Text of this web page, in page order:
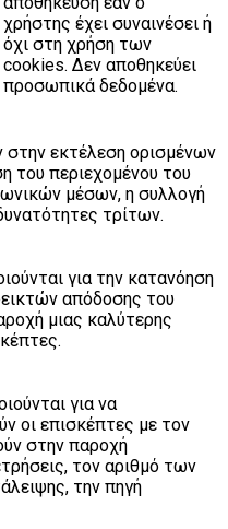
χρήστης έχει συναινέσει ή
όχι στη χρήση των
cookies. Δεν αποθηκεύει
προσωπικά δεδομένα.
στην εκτέλεση ορισμένων
του περιεχομένου του
μέσων, η συλλογή
τρίτων.
για την κατανόηση
απόδοσης του
μιας καλύτερης
για να
οι επισκέπτες με τον
στην παροχή
τον αριθμό των
την πηγή